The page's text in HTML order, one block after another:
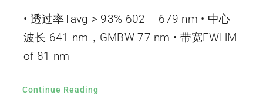
• 透过率Tavg > 93% 602 – 679 nm • 中心
波长 641 nm，GMBW 77 nm • 带宽FWHM
of 81 nm
Continue Reading